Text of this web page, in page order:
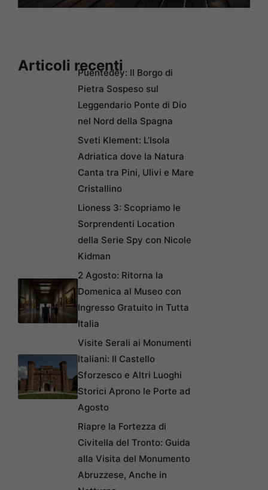
Articoli recentiPuentedey: Il Borgo di
Pietra Sospeso sul
Leggendario Ponte di Dio
nel Nord della Spagna
Sveti Klement: L’Isola
Adriatica dove la Natura
Canta tra Pini, Ulivi e Mare
Cristallino
Lioness 3: Scopriamo le
Sorprendenti Location
della Serie Spy con Nicole
Kidman
2 Agosto: Ritorna la
Domenica al Museo con
Ingresso Gratuito in Tutta
Italia
Visite Serali ai Monumenti
Italiani: Il Castello
Sforzesco e Altri Luoghi
Storici Aprono le Porte ad
Agosto
Riapre la Fortezza di
Civitella del Tronto: Guida
alla Visita del Monumento
Abruzzese, Anche in